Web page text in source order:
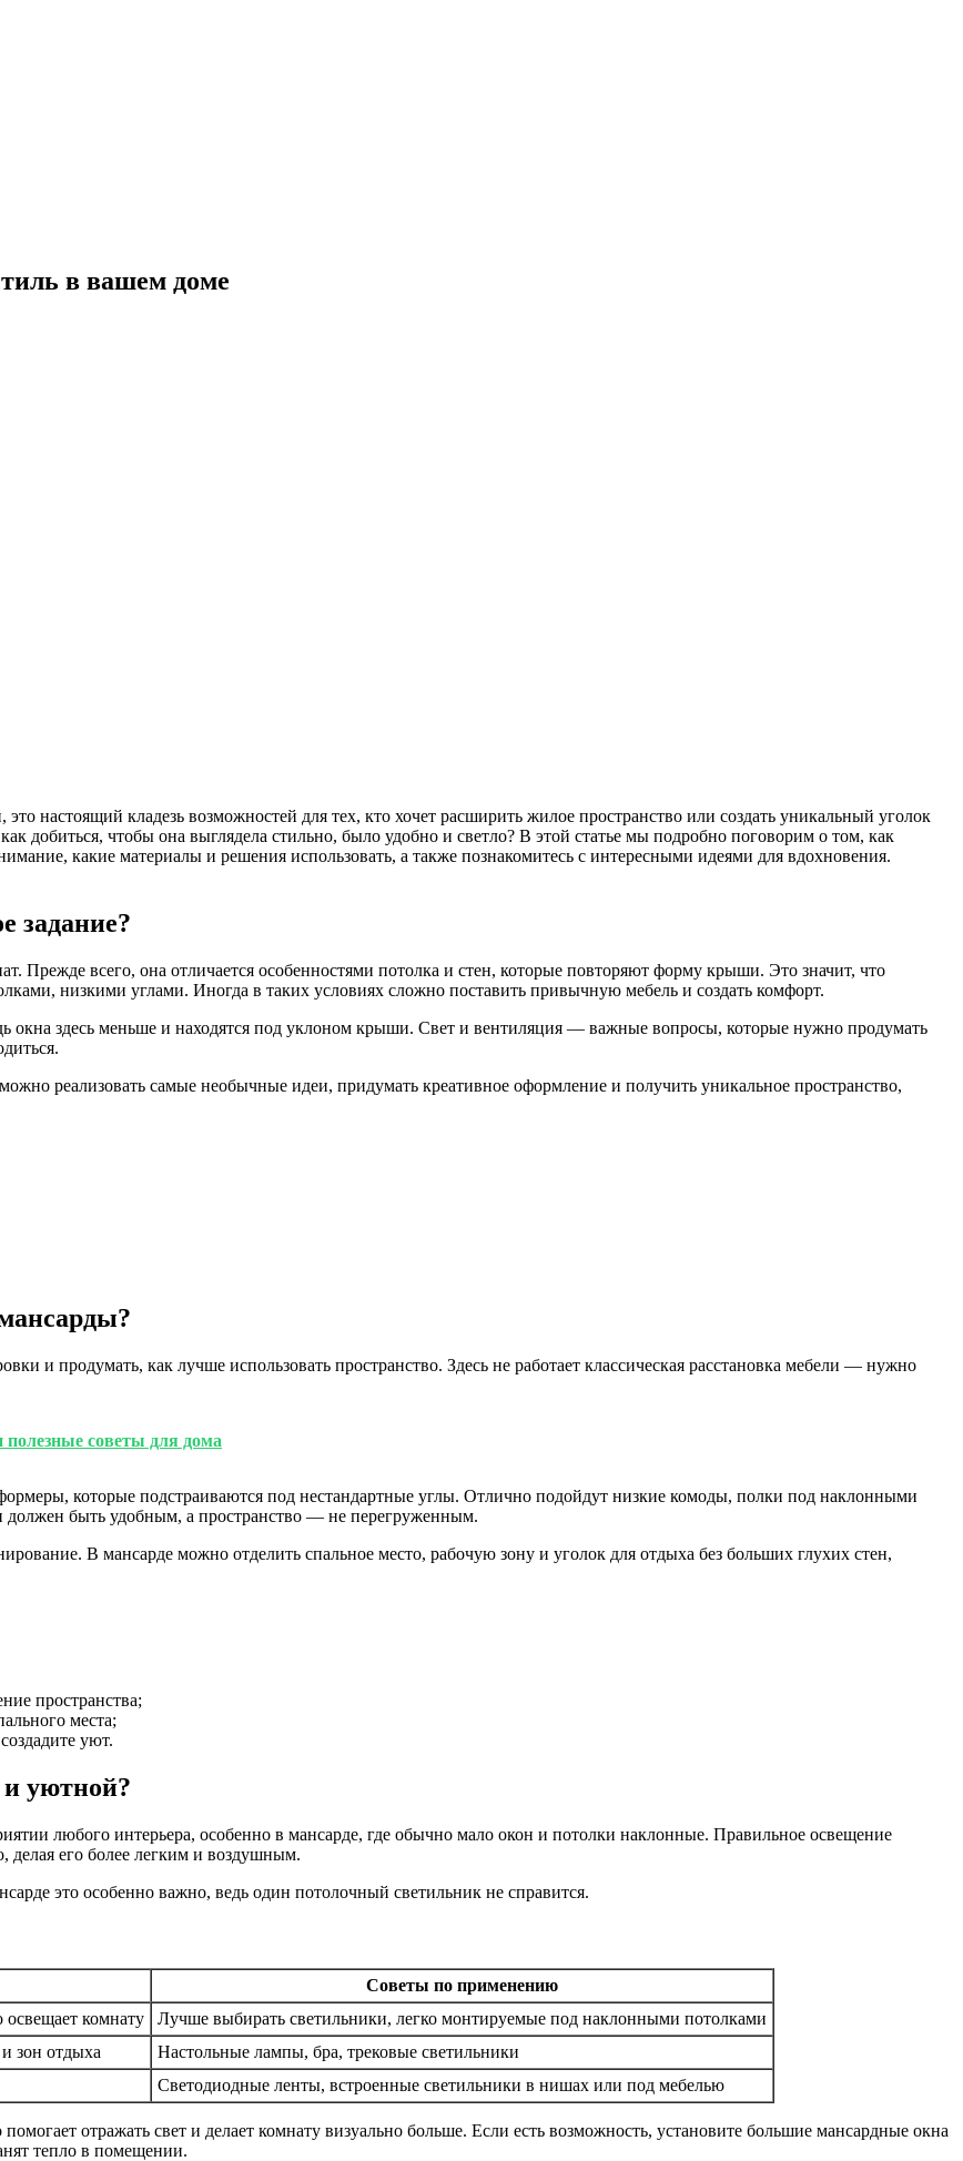
в вашем доме
настоящий кладезь возможностей для тех, кто хочет расширить жилое пространство или создать уникальный уголок
добиться, чтобы она выглядела стильно, было удобно и светло? В этой статье мы подробно поговорим о том, как
какие материалы и решения использовать, а также познакомитесь с интересными идеями для вдохновения.
задание?
Прежде всего, она отличается особенностями потолка и стен, которые повторяют форму крыши. Это значит, что
низкими углами. Иногда в таких условиях сложно поставить привычную мебель и создать комфорт.
окна здесь меньше и находятся под уклоном крыши. Свет и вентиляция — важные вопросы, которые нужно продумать
реализовать самые необычные идеи, придумать креативное оформление и получить уникальное пространство,
и продумать, как лучше использовать пространство. Здесь не работает классическая расстановка мебели — нужно
советы для дома
которые подстраиваются под нестандартные углы. Отлично подойдут низкие комоды, полки под наклонными
быть удобным, а пространство — не перегруженным.
В мансарде можно отделить спальное место, рабочую зону и уголок для отдыха без больших глухих стен,
пространства;
места;
уют.
и уютной?
любого интерьера, особенно в мансарде, где обычно мало окон и потолки наклонные. Правильное освещение
делая его более легким и воздушным.
это особенно важно, ведь один потолочный светильник не справится.
Советы по применению
комнату
Лучше выбирать светильники, легко монтируемые под наклонными потолками
зон отдыха
Настольные лампы, бра, трековые светильники
Светодиодные ленты, встроенные светильники в нишах или под мебелью
отражать свет и делает комнату визуально больше. Если есть возможность, установите большие мансардные окна
тепло в помещении.